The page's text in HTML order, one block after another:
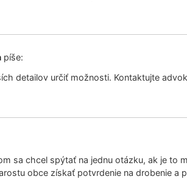
píše:
detailov určiť možnosti. Kontaktujte
sa chcel spýtať na jednu otázku, ak je to
obce získať potvrdenie na drobenie a